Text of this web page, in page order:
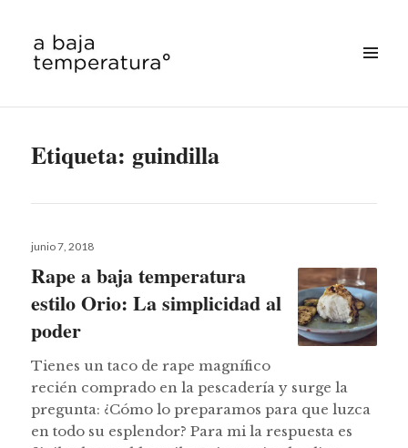
Etiqueta: guindilla
Publicado
junio 7, 2018
Rape a baja temperatura
estilo Orio: La simplicidad al
poder
Tienes un taco de rape magnífico
recién comprado en la pescadería y surge la
pregunta: ¿Cómo lo preparamos para que luzca
en todo su esplendor? Para mi la respuesta es